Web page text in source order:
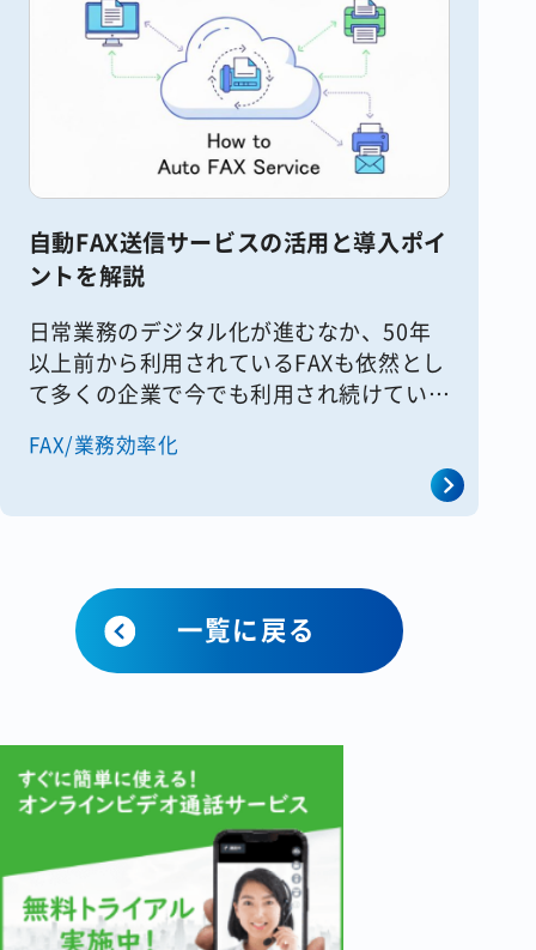
自動FAX送信サービスの活用と導入ポイ
ントを解説
日常業務のデジタル化が進むなか、50年
以上前から利用されているFAXも依然とし
て多くの企業で今でも利用され続けていま
は、取引先との関係や機器、リテラシーな
どの問題でFAXがやめられない [&hellip;]
FAX/業務効率化
一覧に戻る